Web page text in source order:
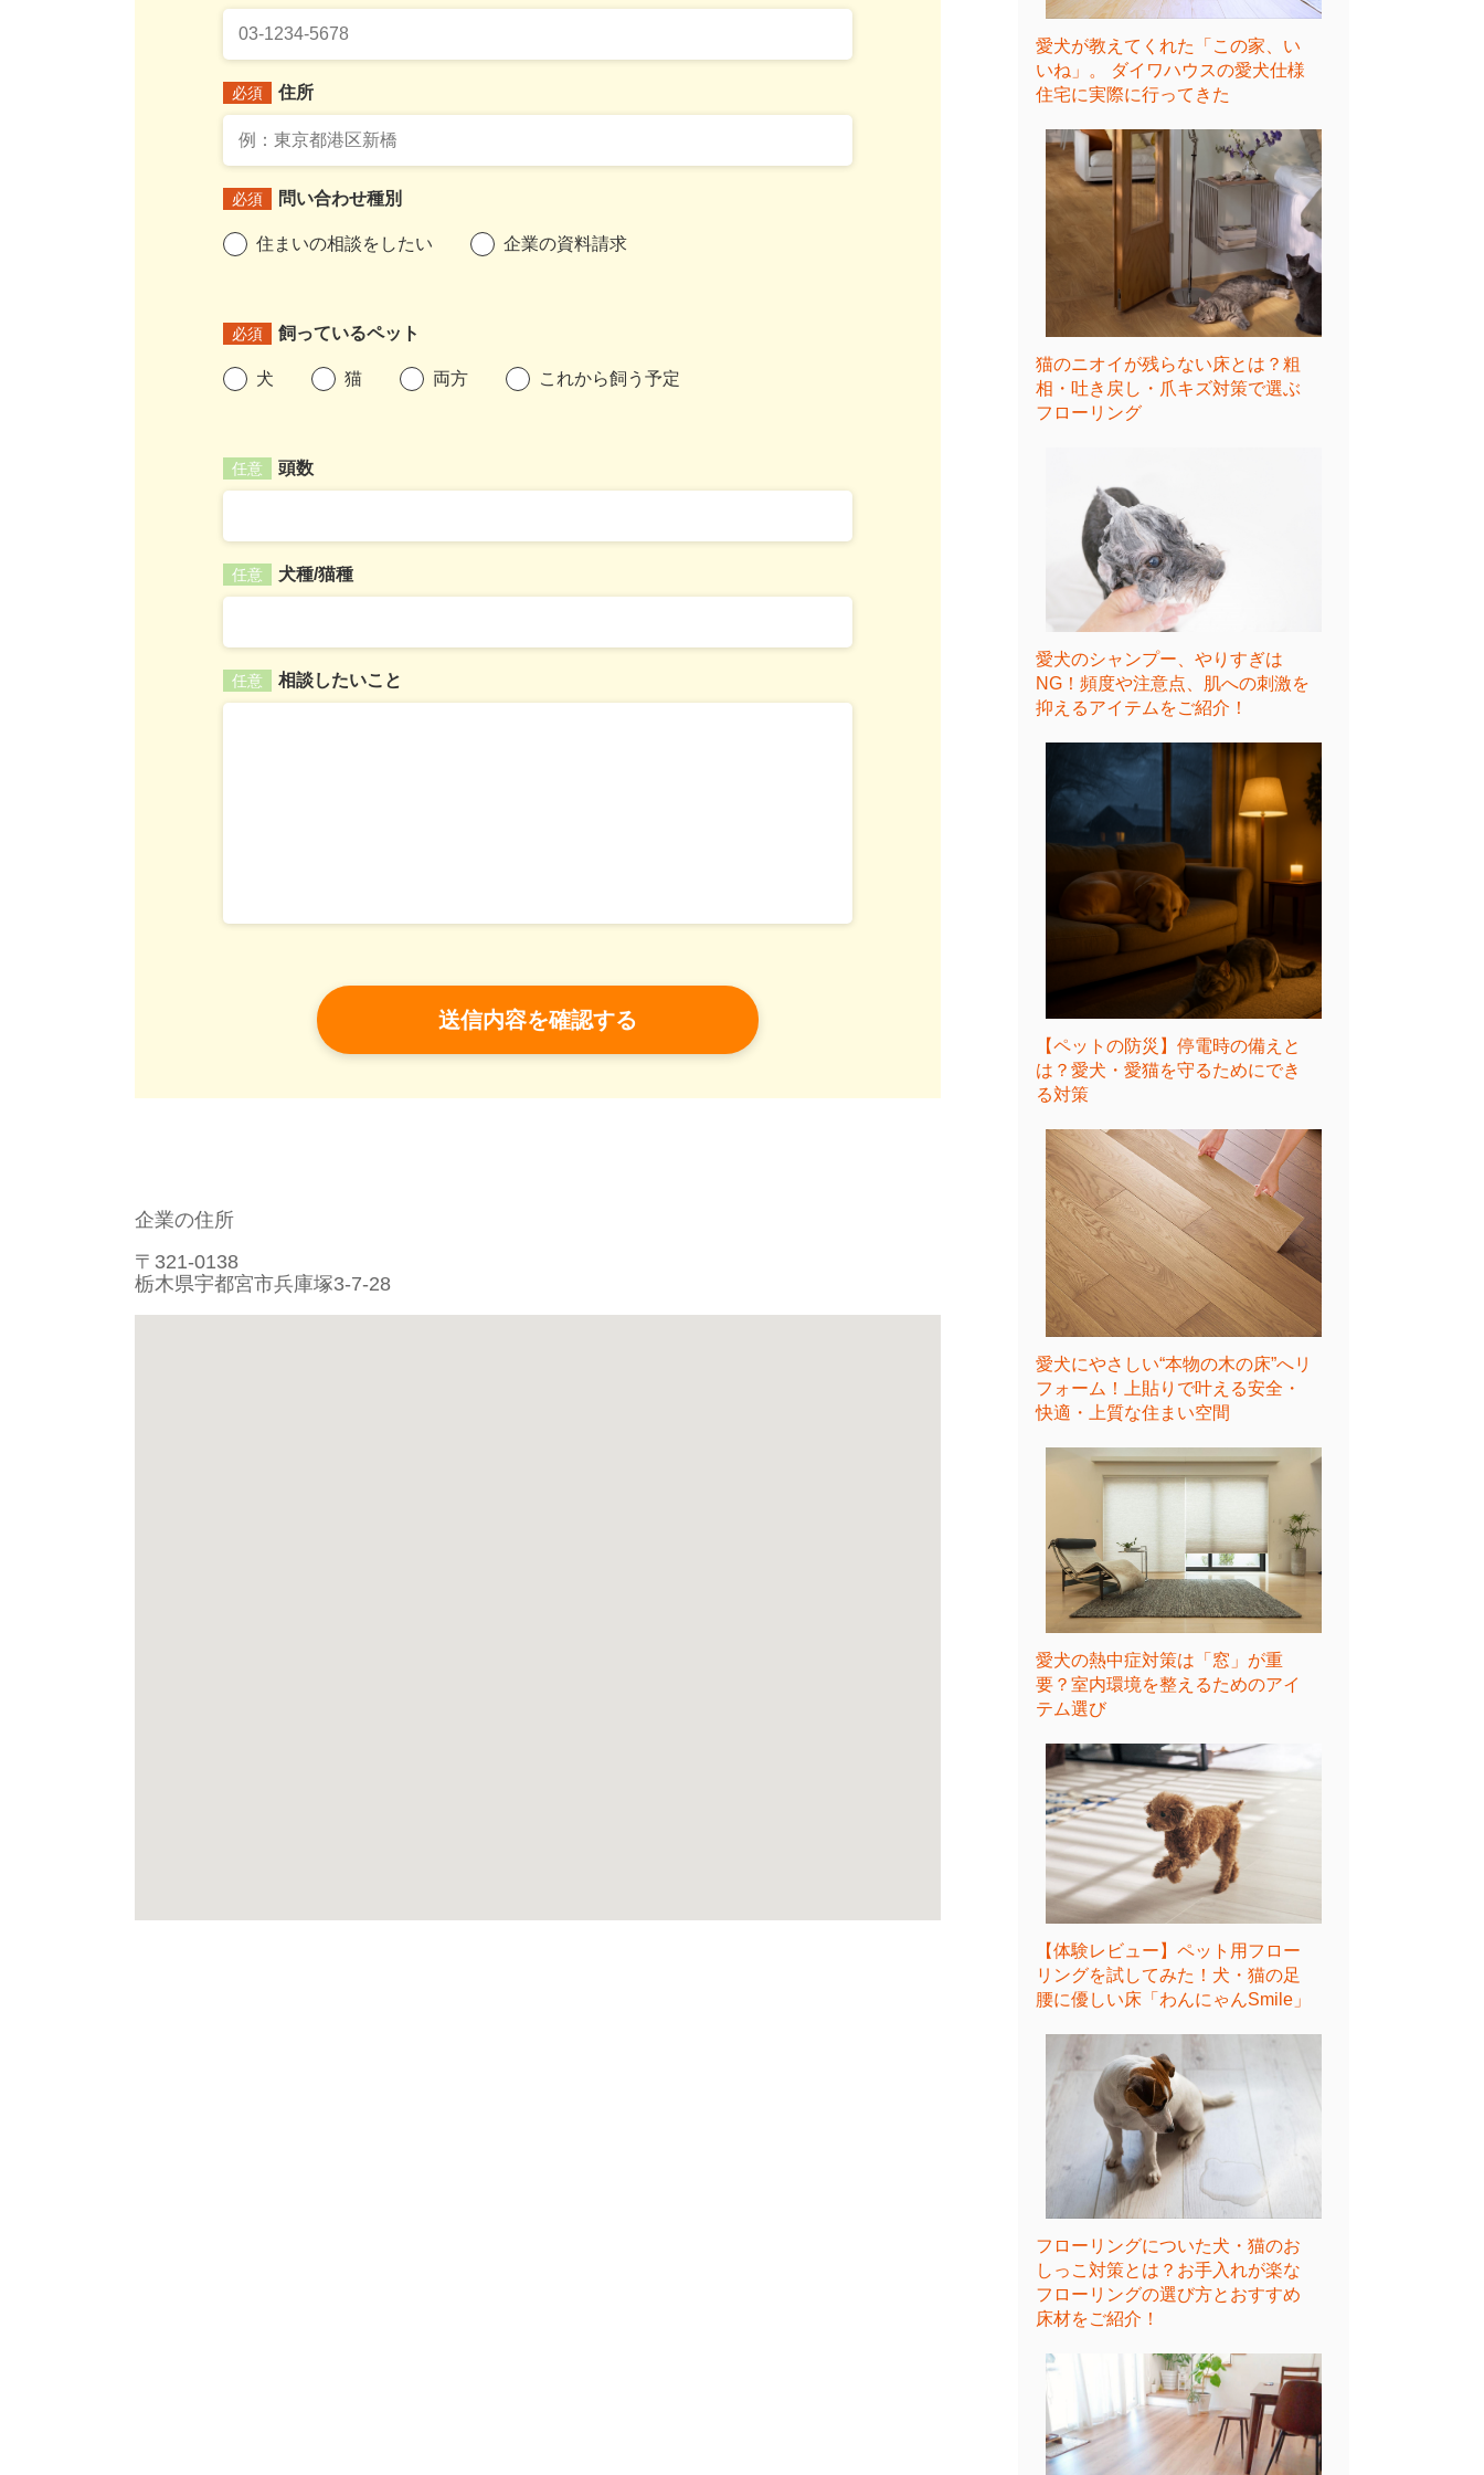
必須 住所
必須 問い合わせ種別
住まいの相談をしたい 企業の資料請求
必須 飼っているペット
犬 猫 両方 これから飼う予定
任意 頭数
任意 犬種/猫種
任意 相談したいこと
企業の住所
〒321-0138
栃木県宇都宮市兵庫塚3-7-28
愛犬が教えてくれた「この家、い
いね」。 ダイワハウスの愛犬仕様
住宅に実際に行ってきた
猫のニオイが残らない床とは？粗
相・吐き戻し・爪キズ対策で選ぶ
フローリング
愛犬のシャンプー、やりすぎは
NG！頻度や注意点、肌への刺激を
抑えるアイテムをご紹介！
【ペットの防災】停電時の備えと
は？愛犬・愛猫を守るためにでき
る対策
愛犬にやさしい“本物の木の床”へリ
フォーム！上貼りで叶える安全・
快適・上質な住まい空間
愛犬の熱中症対策は「窓」が重
要？室内環境を整えるためのアイ
テム選び
【体験レビュー】ペット用フロー
リングを試してみた！犬・猫の足
腰に優しい床「わんにゃんSmile」
フローリングについた犬・猫のお
しっこ対策とは？お手入れが楽な
フローリングの選び方とおすすめ
床材をご紹介！